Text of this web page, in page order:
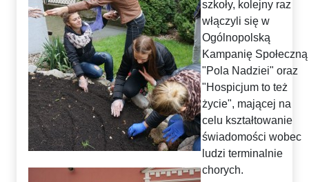
szkoły, kolejny raz
włączyli się w
Ogólnopolską
Kampanię Społeczną
"Pola Nadziei" oraz
"Hospicjum to też
życie", mającej na
celu kształtowanie
świadomości wobec
ludzi terminalnie
chorych.